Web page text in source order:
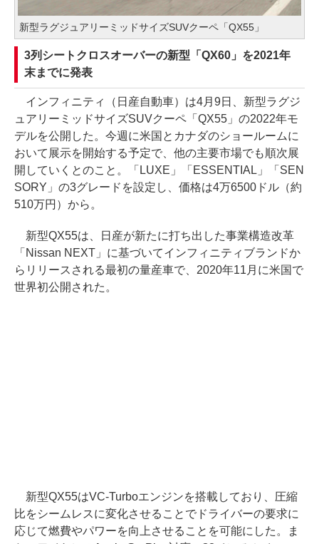
新型ラグジュアリーミッドサイズSUVクーペ「QX55」
3列シートクロスオーバーの新型「QX60」を2021年
末までに発表
インフィニティ（日産自動車）は4月9日、新型ラグジ
ュアリーミッドサイズSUVクーペ「QX55」の2022年モ
デルを公開した。今週に米国とカナダのショールームに
おいて展示を開始する予定で、他の主要市場でも順次展
開していくとのこと。「LUXE」「ESSENTIAL」「SEN
SORY」の3グレードを設定し、価格は4万6500ドル（約
510万円）から。
新型QX55は、日産が新たに打ち出した事業構造改革
「Nissan NEXT」に基づいてインフィニティブランドか
らリリースされる最初の量産車で、2020年11月に米国で
世界初公開された。
新型QX55はVC-Turboエンジンを搭載しており、圧縮
比をシームレスに変化させることでドライバーの要求に
応じて燃費やパワーを向上させることを可能にした。ま